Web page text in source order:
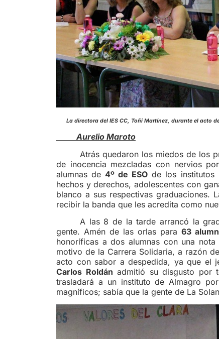
La directora del IES CC, Toñi
Aurelio Maroto
Atrás quedaron los miedos de los
de inocencia mezcladas con nervios
alumnas de4º de ESO de los institutos
hechos y derechos, adolescentes con
blanco a sus respectivas graduaciones.
recibir la banda que les acredita como
A las 8 de la tarde arrancó la
gente. Amén de las orlas para 63
honoríficas a dos alumnas con una
motivo de la Carrera Solidaria, a razón
acto con sabor a despedida, ya que el
Carlos Roldán admitió su disgusto por
trasladará a un instituto de Almagro
magníficos; sabía que la gente de La